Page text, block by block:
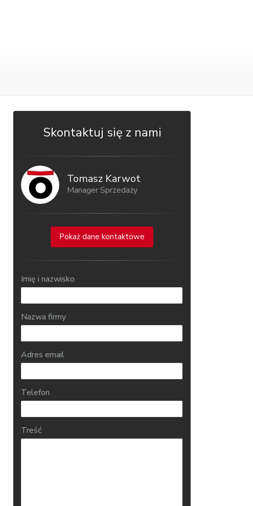
Skontaktuj się z nami
Tomasz Karwot
Manager Sprzedaży
Pokaż dane kontaktowe
Imię i nazwisko
Nazwa firmy
Adres email
Telefon
Treść